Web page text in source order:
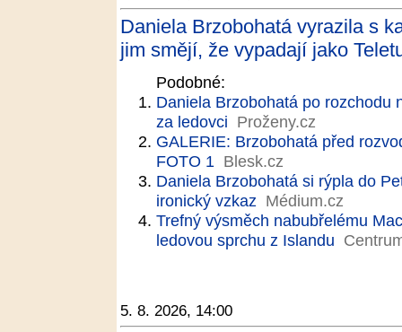
Daniela Brzobohatá vyrazila s
jim smějí, že vypadají jako
Podobné:
Daniela Brzobohatá po rozchodu
za ledovci Proženy.cz
GALERIE: Brzobohatá před
FOTO 1 Blesk.cz
Daniela Brzobohatá si rýpla do
ironický vzkaz Médium.cz
Trefný výsměch nabubřelému
ledovou sprchu z Islandu
5. 8. 2026, 14:00